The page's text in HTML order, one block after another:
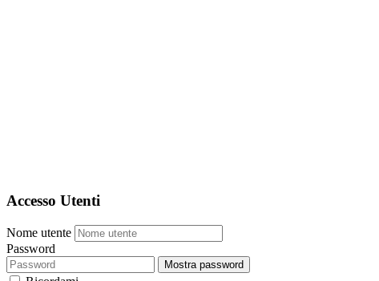
Accesso Utenti
Nome utente
Password
Mostra password